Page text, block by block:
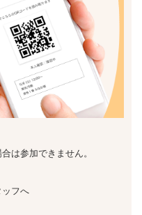
は参加できません。
ッフへ